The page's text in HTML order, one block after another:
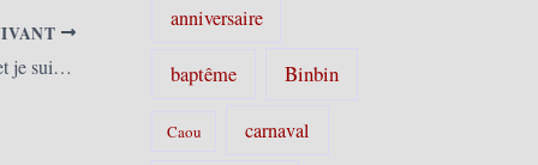
Lezennes (F) – Mon nom est P’ti Claude et je suis le deuxième géant lezennois après Isidore (La Voix du Nord)
anniversaire
baptême Binbin
Caou carnaval